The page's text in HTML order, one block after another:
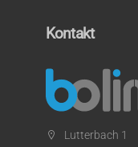
Kontakt
Lutterbach 1